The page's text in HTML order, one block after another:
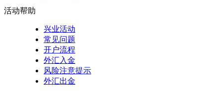
活动帮助
兴业活动
常见问题
开户流程
外汇入金
风险注意提示
外汇出金